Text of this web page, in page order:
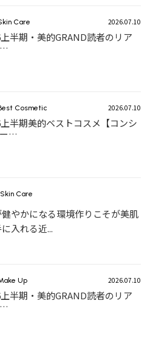
Care 2026.07.10
半期・美的GRAND読者のリア
Cosmetic 2026.07.10
半期美的ベストコスメ【コンシ
…
Skin Care
やかになる環境作りこそが美肌
入れる近...
Up 2026.07.10
半期・美的GRAND読者のリア